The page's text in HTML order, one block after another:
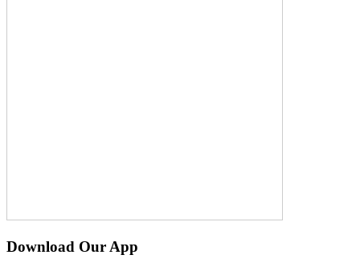
Download Our App